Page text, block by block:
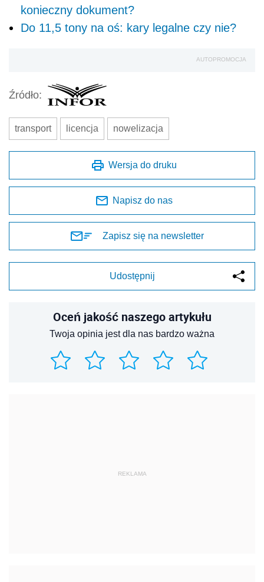
konieczny dokument?
Do 11,5 tony na oś: kary legalne czy nie?
AUTOPROMOCJA
Źródło:
transport licencja nowelizacja
Wersja do druku
Napisz do nas
Zapisz się na newsletter
Udostępnij
Oceń jakość naszego artykułu
Twoja opinia jest dla nas bardzo ważna
REKLAMA